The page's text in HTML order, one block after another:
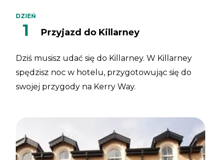
DZIEŃ
1 Przyjazd do Killarney
Dziś musisz udać się do Killarney. W Killarney
spędzisz noc w hotelu, przygotowując się do
swojej przygody na Kerry Way.